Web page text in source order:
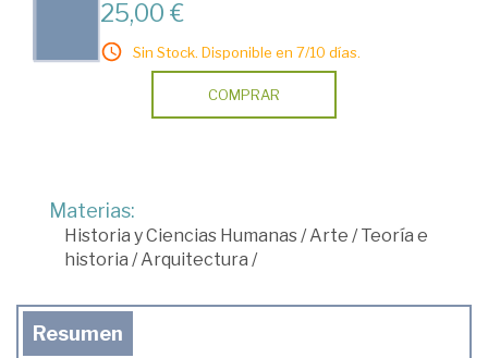
25,00 €
Sin Stock. Disponible en 7/10 días.
COMPRAR
Materias:
Historia y Ciencias Humanas/Arte /Teoría e
historia /Arquitectura /
Resumen